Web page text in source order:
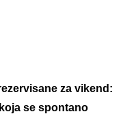
za vikend:
se spontano